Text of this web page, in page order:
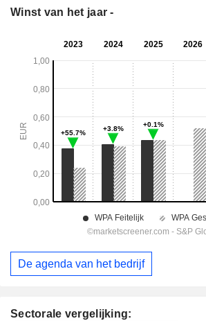
Sectorale vergelijking:
Winst van het jaar -
De agenda van het bedrijf